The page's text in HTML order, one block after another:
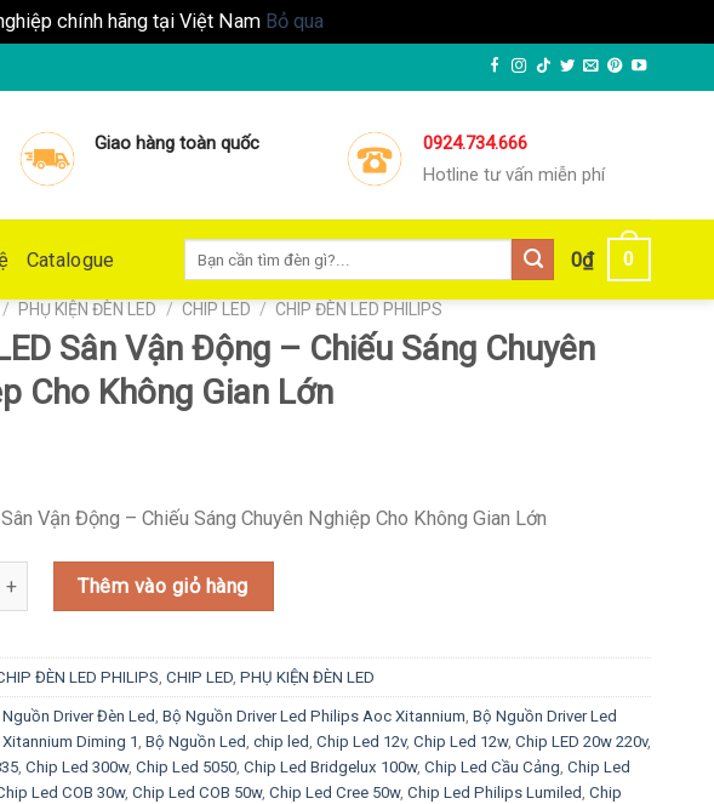
chính hãng tại Việt Nam Bỏ qua
Giao hàng toàn quốc
0924.734.666
Hotline tư vấn miễn phí
Catalogue
kiếm:
0₫ 0
/ PHỤ KIỆN ĐÈN LED / CHIP LED / CHIP ĐÈN LED PHILIPS
Sân Vận Động – Chiếu Sáng Chuyên
Cho Không Gian Lớn
Vận Động – Chiếu Sáng Chuyên Nghiệp Cho Không Gian Lớn
Vận Động – Chiếu Sáng Chuyên Nghiệp Cho Không Gian Lớn số lượng
Thêm vào giỏ hàng
ĐÈN LED PHILIPS, CHIP LED, PHỤ KIỆN ĐÈN LED
Driver Đèn Led, Bộ Nguồn Driver Led Philips Aoc Xitannium, Bộ Nguồn Driver Led
Diming 1, Bộ Nguồn Led, chip led, Chip Led 12v, Chip Led 12w, Chip LED 20w 220v,
, Chip Led 300w, Chip Led 5050, Chip Led Bridgelux 100w, Chip Led Cầu Cảng, Chip Led
Led COB 30w, Chip Led COB 50w, Chip Led Cree 50w, Chip Led Philips Lumiled, Chip